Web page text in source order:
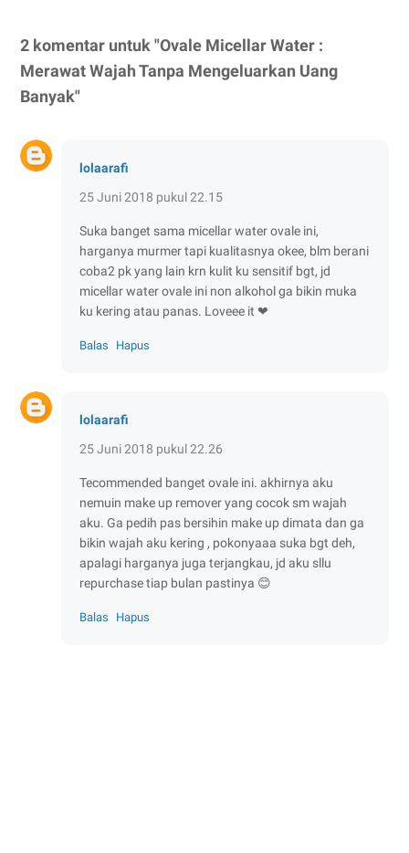
2 komentar untuk "Ovale Micellar Water :
Merawat Wajah Tanpa Mengeluarkan Uang
Banyak"
lolaarafi
25 Juni 2018 pukul 22.15
Suka banget sama micellar water ovale ini,
harganya murmer tapi kualitasnya okee, blm berani
coba2 pk yang lain krn kulit ku sensitif bgt, jd
micellar water ovale ini non alkohol ga bikin muka
ku kering atau panas. Loveee it ❤
Balas Hapus
lolaarafi
25 Juni 2018 pukul 22.26
Tecommended banget ovale ini. akhirnya aku
nemuin make up remover yang cocok sm wajah
aku. Ga pedih pas bersihin make up dimata dan ga
bikin wajah aku kering , pokonyaaa suka bgt deh,
apalagi harganya juga terjangkau, jd aku sllu
repurchase tiap bulan pastinya 😊
Balas Hapus